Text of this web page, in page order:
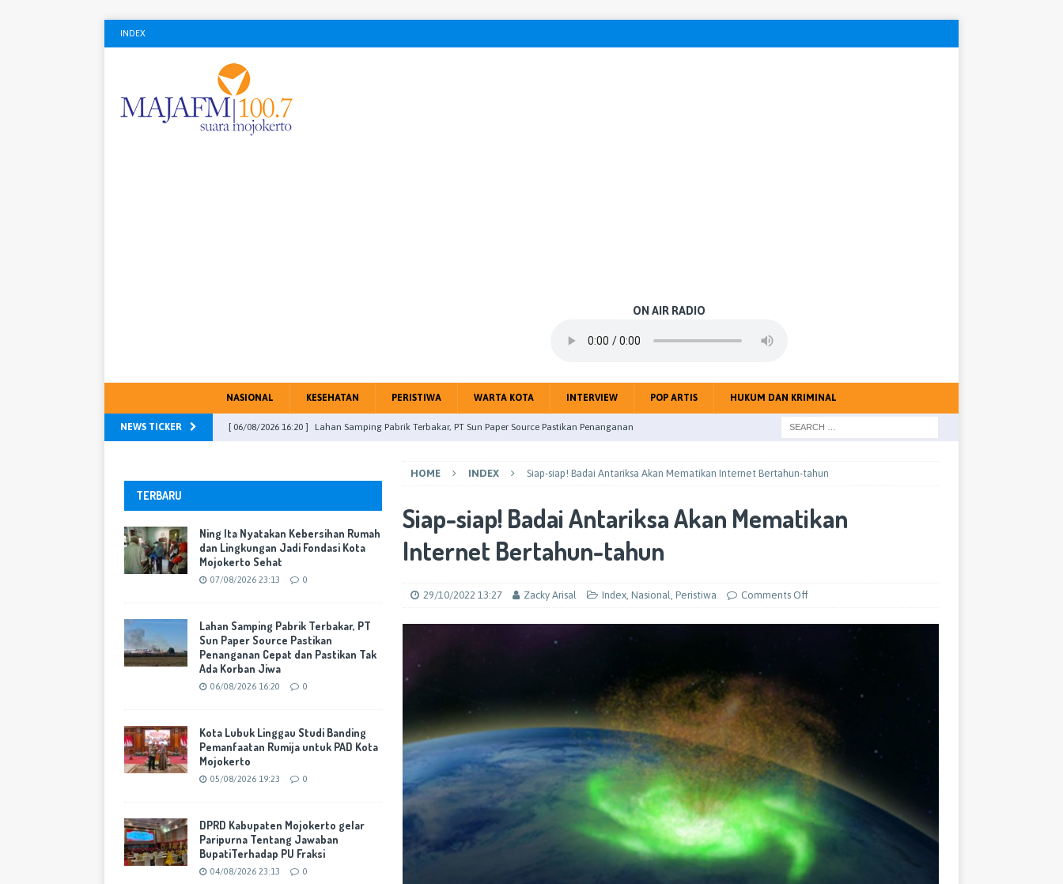
INDEX
ON AIR RADIO
NASIONAL KESEHATAN PERISTIWA WARTA KOTA INTERVIEW POP ARTIS HUKUM DAN KRIMINAL
NEWS TICKER [ 05/08/2026 19:23 ] Kota Lubuk Linggau Studi Banding Pemanfaatan Rumija untuk PAD Kota
[ 04/08/2026 23:13 ] DPRD Kabupaten Mojokerto gelar Paripurna Tentang Jawaban BupatiTerhadap
[ 31/07/2026 16:46 ] DPR RI, Meitri Citra Gandeng Jurnalis Perangi Hoax Public
[ 07/08/2026 23:13 ] Ning Ita Nyatakan Kebersihan Rumah dan Lingkungan Jadi Fondasi Kota
Cepat dan Pastikan Tak Ada Korban Jiwa
HOME INDEX Siap-siap! Badai Antariksa Akan Mematikan Internet Bertahun-tahun
Siap-siap! Badai Antariksa Akan Mematikan
Internet Bertahun-tahun
29/10/2022 13:27 Zacky Arisal Index, Nasional, Peristiwa Comments Off
TERBARU
Ning Ita Nyatakan Kebersihan Rumah
dan Lingkungan Jadi Fondasi Kota
Mojokerto Sehat
07/08/2026 23:13 0
Lahan Samping Pabrik Terbakar, PT
Sun Paper Source Pastikan
Penanganan Cepat dan Pastikan Tak
Ada Korban Jiwa
06/08/2026 16:20 0
Kota Lubuk Linggau Studi Banding
Pemanfaatan Rumija untuk PAD Kota
Mojokerto
05/08/2026 19:23 0
DPRD Kabupaten Mojokerto gelar
Paripurna Tentang Jawaban
BupatiTerhadap PU Fraksi
04/08/2026 23:13 0